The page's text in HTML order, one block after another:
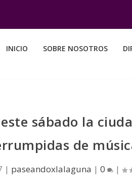
INICIO SOBRE NOSOTROS
sábado la
de
| paseandoxlalaguna | 0 |